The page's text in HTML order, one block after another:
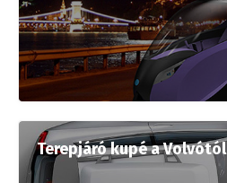
Terepjáró kupé a Volvótól